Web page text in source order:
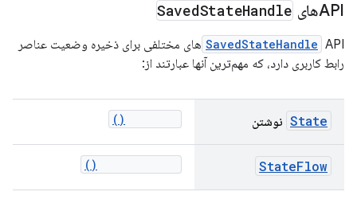
APIهای SavedStateHandle
SavedStateHandle APIهای مختلفی برای ذخیره وضعیت عناصر
رابط کاربری دارد، که مهم‌ترین آنها عبارتند از:
State نوشتن
StateFlow